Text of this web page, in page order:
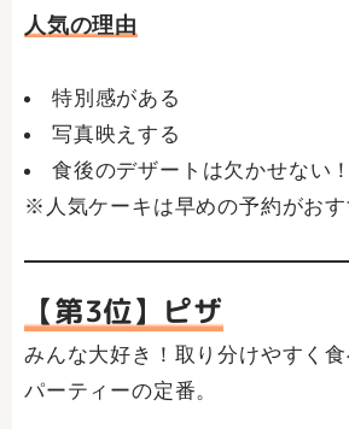
人気の理由
特別感がある
写真映えする
食後のデザートは欠かせない！
※人気ケーキは早めの予約がおす
【第3位】ピザ
みんな大好き！取り分けやすく
パーティーの定番。